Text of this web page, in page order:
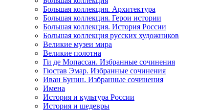
Большая коллекция. Архитектура
Большая коллекция. Герои истории
Большая коллекция. История России
Большая коллекция русских художников
Великие музеи мира
Великие полотна
Ги де Мопассан. Избранные сочинения
Гюстав Эмар. Избранные сочинения
Иван Бунин. Избранные сочинения
Имена
История и культура России
История и шедевры